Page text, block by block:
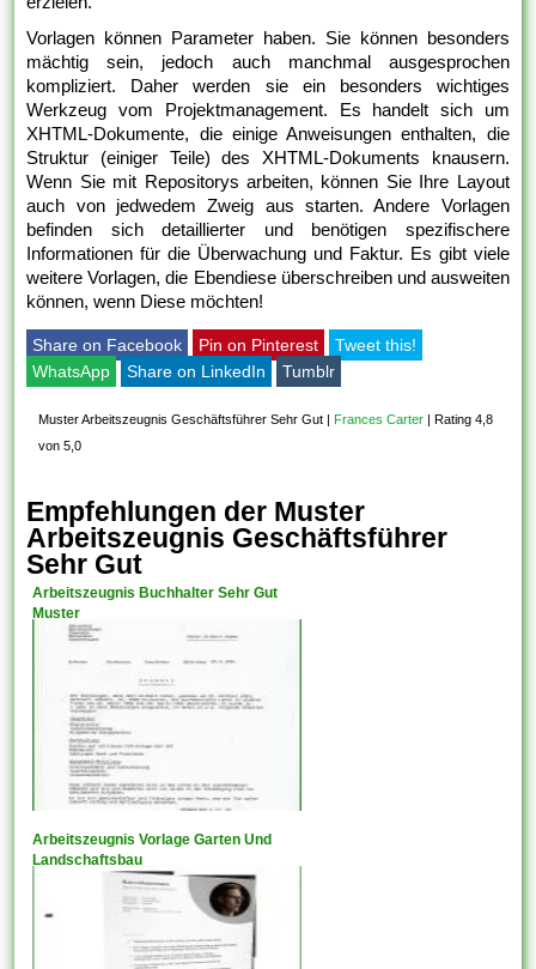
Vorlagen können Parameter haben. Sie können besonders
mächtig sein, jedoch auch manchmal ausgesprochen
kompliziert. Daher werden sie ein besonders wichtiges
Werkzeug vom Projektmanagement. Es handelt sich um
XHTML-Dokumente, die einige Anweisungen enthalten, die
Struktur (einiger Teile) des XHTML-Dokuments knausern.
Wenn Sie mit Repositorys arbeiten, können Sie Ihre Layout
auch von jedwedem Zweig aus starten. Andere Vorlagen
befinden sich detaillierter und benötigen spezifischere
Informationen für die Überwachung und Faktur. Es gibt viele
weitere Vorlagen, die Ebendiese überschreiben und ausweiten
können, wenn Diese möchten!
Share on Facebook Pin on Pinterest
Tweet this!
WhatsApp
Share on LinkedIn Tumblr
Muster Arbeitszeugnis Geschäftsführer Sehr Gut | Frances Carter |Rating 4,8
von 5,0
Empfehlungen der Muster
Arbeitszeugnis Geschäftsführer
Sehr Gut
Arbeitszeugnis Buchhalter Sehr Gut
Muster
Arbeitszeugnis Vorlage Garten Und
Landschaftsbau